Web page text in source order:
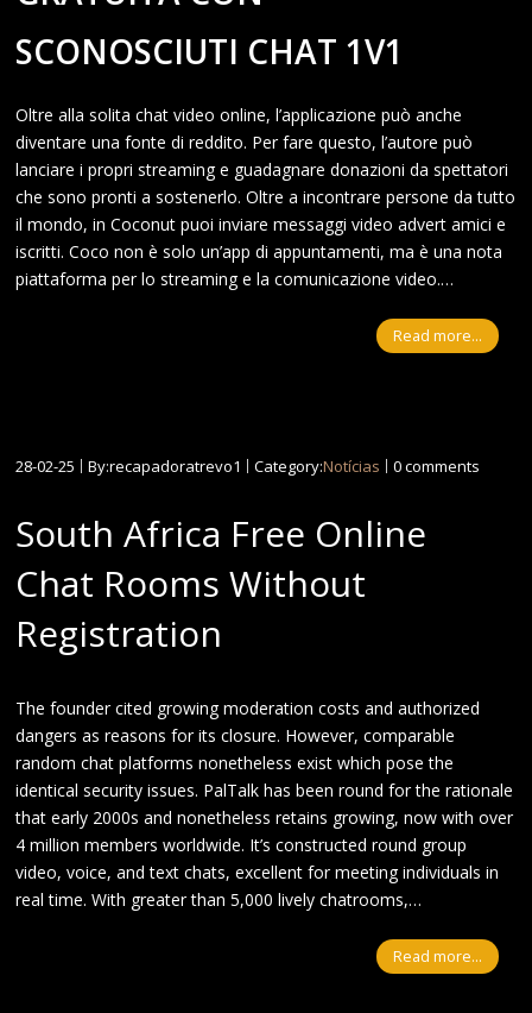
SCONOSCIUTI CHAT 1V1
Oltre alla solita chat video online, l’applicazione può anche
diventare una fonte di reddito. Per fare questo, l’autore può
lanciare i propri streaming e guadagnare donazioni da spettatori
che sono pronti a sostenerlo. Oltre a incontrare persone da tutto
il mondo, in Coconut puoi inviare messaggi video advert amici e
iscritti. Coco non è solo un’app di appuntamenti, ma è una nota
piattaforma per lo streaming e la comunicazione video.…
Read more...
28-02-25 By:recapadoratrevo1 Category:Notícias 0 comments
South Africa Free Online
Chat Rooms Without
Registration
The founder cited growing moderation costs and authorized
dangers as reasons for its closure. However, comparable
random chat platforms nonetheless exist which pose the
identical security issues. PalTalk has been round for the rationale
that early 2000s and nonetheless retains growing, now with over
4 million members worldwide. It’s constructed round group
video, voice, and text chats, excellent for meeting individuals in
real time. With greater than 5,000 lively chatrooms,…
Read more...